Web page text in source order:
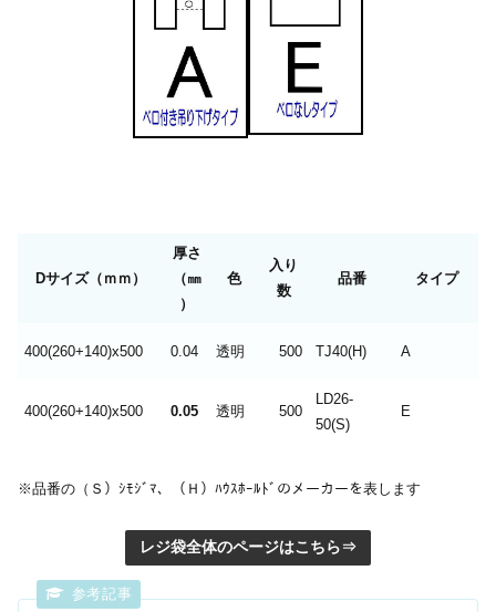
Dサイズ（ｍｍ）
厚さ
（㎜
）
色
入り
数
品番 タイプ
400(260+140)x500 0.04 透明 500 TJ40(H) A
400(260+140)x500 0.05 透明 500
LD26-
50(S)
E
※品番の（Ｓ）ｼﾓｼﾞﾏ、（Ｈ）ﾊｳｽﾎｰﾙﾄﾞのメーカーを表します
レジ袋全体のページはこちら⇒